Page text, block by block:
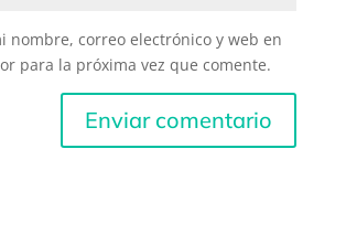
nombre, correo electrónico y web en
para la próxima vez que comente.